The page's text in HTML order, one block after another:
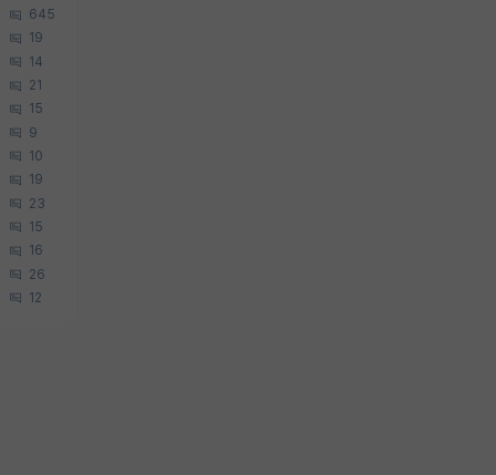
645
19
14
21
15
9
10
19
23
15
16
26
12